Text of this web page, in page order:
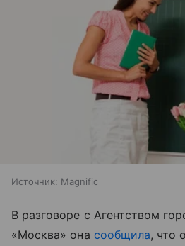
Источник: Magnific
В разговоре с Агентством
«Москва» она сообщила, что